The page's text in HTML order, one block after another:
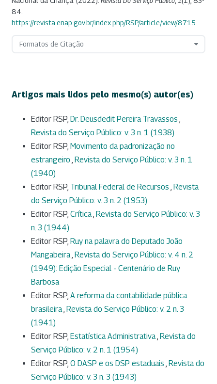
84.
https://revista.enap.gov.br/index.php/RSP/article/view/8715
Formatos de Citação
Artigos mais lidos pelo mesmo(s) autor(es)
Editor RSP, Dr. Deusdedit Pereira Travassos ,
Revista do Serviço Público: v. 3 n. 1 (1938)
Editor RSP, Movimento da padronização no
estrangeiro , Revista do Serviço Público: v. 3 n. 1
(1940)
Editor RSP, Tribunal Federal de Recursos , Revista
do Serviço Público: v. 3 n. 2 (1953)
Editor RSP, Crítica, Revista do Serviço Público: v. 3
n. 3 (1944)
Editor RSP, Ruy na palavra do Deputado João
Mangabeira, Revista do Serviço Público: v. 4 n. 2
(1949): Edição Especial - Centenário de Ruy
Barbosa
Editor RSP, A reforma da contabilidade pública
brasileira, Revista do Serviço Público: v. 2 n. 3
(1941)
Editor RSP, Estatística Administrativa, Revista do
Serviço Público: v. 2 n. 1 (1954)
Editor RSP, O DASP e os DSP estaduais , Revista do
Serviço Público: v. 3 n. 3 (1943)